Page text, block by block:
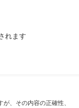
れます
、その内容の正確性、